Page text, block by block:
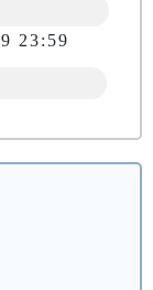
23:59